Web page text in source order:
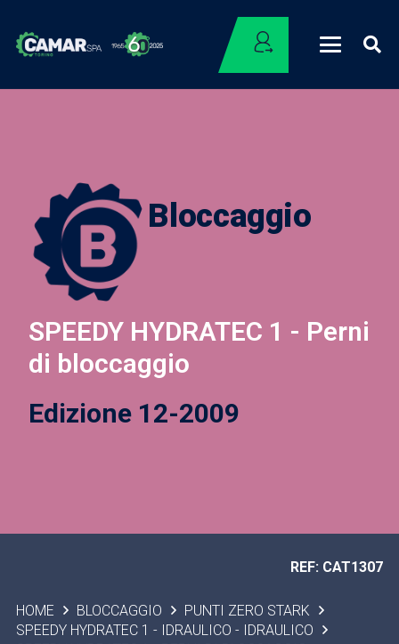
Bloccaggio
SPEEDY HYDRATEC 1 - Perni
di bloccaggio
Edizione 12-2009
HOME BLOCCAGGIO
PUNTI ZERO STARK
SPEEDY HYDRATEC 1 - IDRAULICO - IDRAULICO
REF: CAT1307